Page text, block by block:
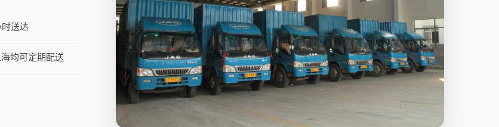
送达
均可定期配送